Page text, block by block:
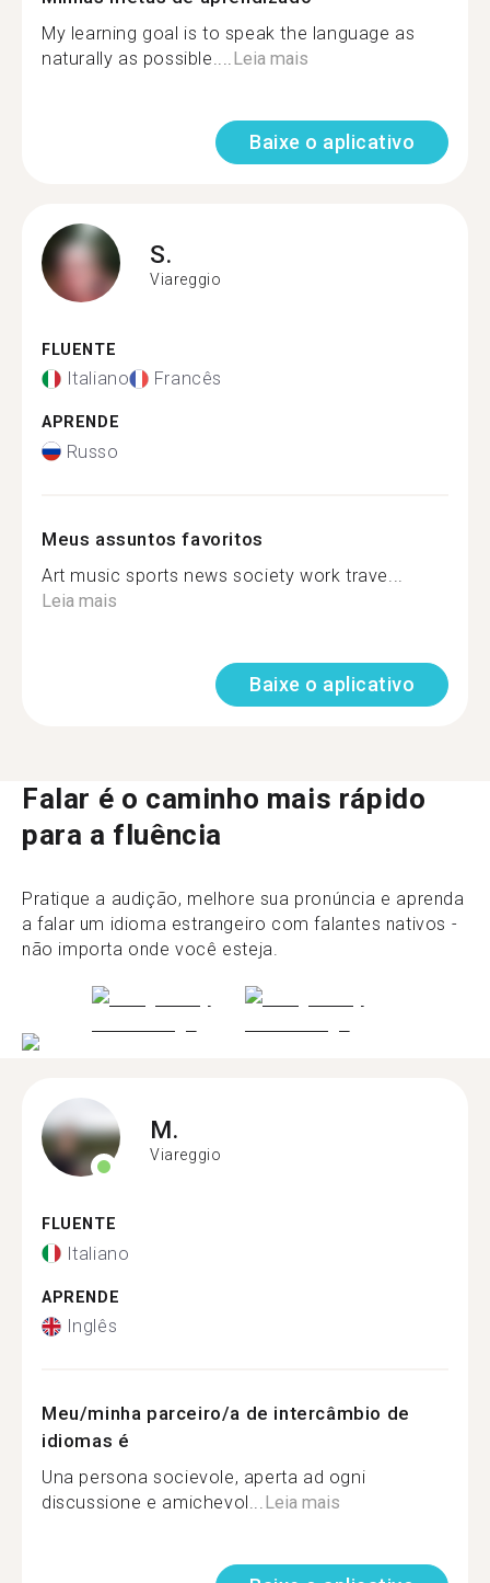
My learning goal is to speak the language as
naturally as possible.... Leia mais
Baixe o aplicativo
S.
Viareggio
FLUENTE
Italiano Francês
APRENDE
Russo
Meus assuntos favoritos
Art music sports news society work trave...
Leia mais
Baixe o aplicativo
Falar é o caminho mais rápido
para a fluência
Pratique a audição, melhore sua pronúncia e aprenda
a falar um idioma estrangeiro com falantes nativos -
não importa onde você esteja.
M.
Viareggio
FLUENTE
Italiano
APRENDE
Inglês
Meu/minha parceiro/a de intercâmbio de
idiomas é
Una persona socievole, aperta ad ogni
discussione e amichevol...Leia mais